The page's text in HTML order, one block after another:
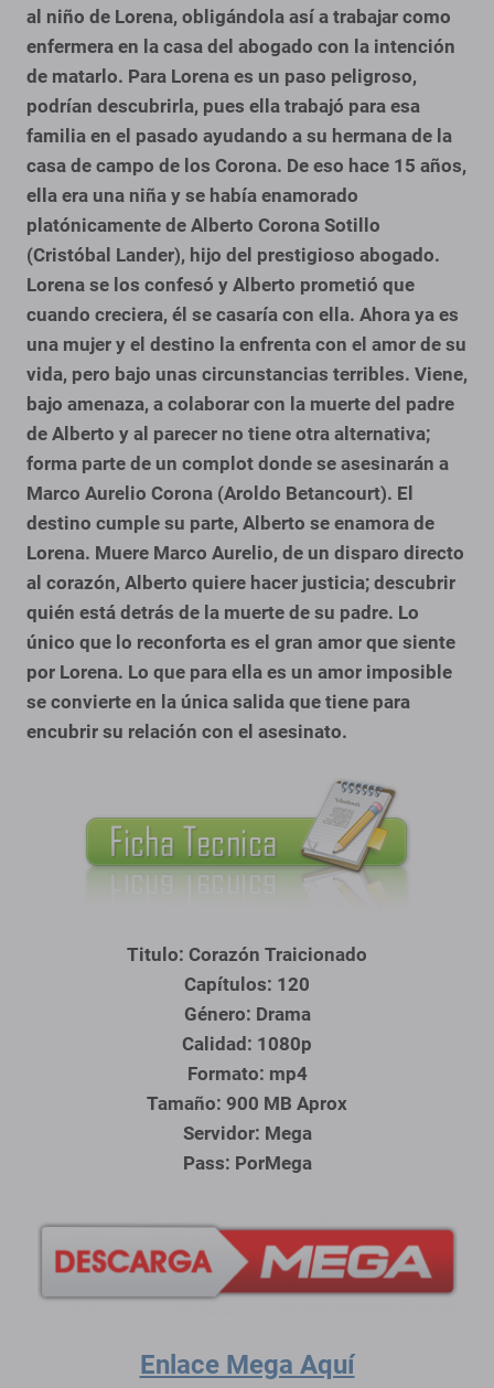
al niño de Lorena, obligándola así a trabajar como
enfermera en la casa del abogado con la intención
de matarlo. Para Lorena es un paso peligroso,
podrían descubrirla, pues ella trabajó para esa
familia en el pasado ayudando a su hermana de la
casa de campo de los Corona. De eso hace 15 años,
ella era una niña y se había enamorado
platónicamente de Alberto Corona Sotillo
(Cristóbal Lander), hijo del prestigioso abogado.
Lorena se los confesó y Alberto prometió que
cuando creciera, él se casaría con ella. Ahora ya es
una mujer y el destino la enfrenta con el amor de su
vida, pero bajo unas circunstancias terribles. Viene,
bajo amenaza, a colaborar con la muerte del padre
de Alberto y al parecer no tiene otra alternativa;
forma parte de un complot donde se asesinarán a
Marco Aurelio Corona (Aroldo Betancourt). El
destino cumple su parte, Alberto se enamora de
Lorena. Muere Marco Aurelio, de un disparo directo
al corazón, Alberto quiere hacer justicia; descubrir
quién está detrás de la muerte de su padre. Lo
único que lo reconforta es el gran amor que siente
por Lorena. Lo que para ella es un amor imposible
se convierte en la única salida que tiene para
encubrir su relación con el asesinato.
Titulo: Corazón Traicionado
Capítulos: 120
Género: Drama
Calidad: 1080p
Formato: mp4
Tamaño: 900 MB Aprox
Servidor: Mega
Pass: PorMega
Enlace Mega Aquí